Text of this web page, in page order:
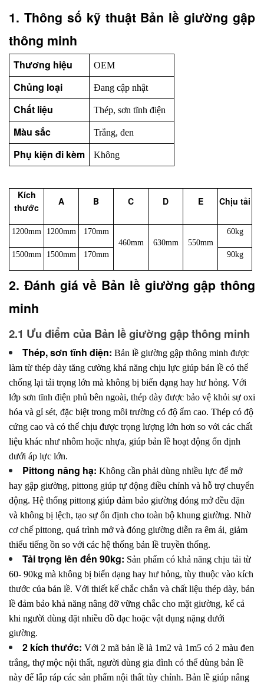
1. Thông số kỹ thuật Bản lề giường gập
thông minh
Thương hiệu OEM
Chủng loại Đang cập nhật
Chất liệu Thép, sơn tĩnh điện
Màu sắc Trắng, đen
Phụ kiện đi kèm Không
Kích
thước
A B C D E Chịu tải
1200mm 1200mm
170mm
460mm
630mm 550mm
60kg
1500mm 1500mm 170mm 90kg
2. Đánh giá về Bản lề giường gập thông
minh
2.1 Ưu điểm của Bản lề giường gập thông minh
Thép, sơn tĩnh điện: Bản lề giường gập thông minh được
làm từ thép dày tăng cường khả năng chịu lực giúp bản lề có thể
chống lại tải trọng lớn mà không bị biến dạng hay hư hỏng. Với
lớp sơn tĩnh điện phủ bên ngoài, thép dày được bảo vệ khỏi sự oxi
hóa và gỉ sét, đặc biệt trong môi trường có độ ẩm cao. Thép có độ
cứng cao và có thể chịu được trọng lượng lớn hơn so với các chất
liệu khác như nhôm hoặc nhựa, giúp bản lề hoạt động ổn định
dưới áp lực lớn.
Pittong nâng hạ: Không cần phải dùng nhiều lực để mở
hay gập giường, pittong giúp tự động điều chỉnh và hỗ trợ chuyển
động. Hệ thống pittong giúp đảm bảo giường đóng mở đều đặn
và không bị lệch, tạo sự ổn định cho toàn bộ khung giường. Nhờ
cơ chế pittong, quá trình mở và đóng giường diễn ra êm ái, giảm
thiểu tiếng ồn so với các hệ thống bản lề truyền thống.
Tải trọng lên đến 90kg: Sản phẩm có khả năng chịu tải từ
60- 90kg mà không bị biến dạng hay hư hỏng, tùy thuộc vào kích
thước của bản lề. Với thiết kế chắc chắn và chất liệu thép dày, bản
lề đảm bảo khả năng nâng đỡ vững chắc cho mặt giường, kể cả
khi người dùng đặt nhiều đồ đạc hoặc vật dụng nặng dưới
giường.
2 kích thước: Với 2 mã bản lề là 1m2 và 1m5 có 2 màu đen
trắng, thợ mộc nội thất, người dùng gia đình có thể dùng bản lề
này để lắp ráp các sản phẩm nội thất tùy chỉnh. Bản lề giúp nâng